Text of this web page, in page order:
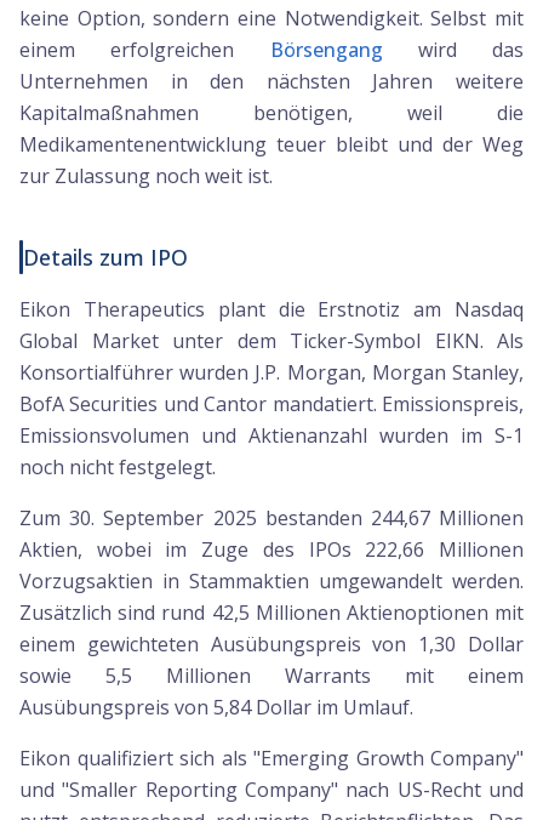
keine Option, sondern eine Notwendigkeit. Selbst mit
einem erfolgreichen
Börsengang wird das
Unternehmen in den nächsten Jahren weitere
Kapitalmaßnahmen benötigen, weil die
Medikamentenentwicklung teuer bleibt und der Weg
zur Zulassung noch weit ist.
Details zum IPO
Eikon Therapeutics plant die Erstnotiz am Nasdaq
Global Market unter dem Ticker-Symbol EIKN. Als
Konsortialführer wurden J.P. Morgan, Morgan Stanley,
BofA Securities und Cantor mandatiert. Emissionspreis,
Emissionsvolumen und Aktienanzahl wurden im S-1
noch nicht festgelegt.
Zum 30. September 2025 bestanden 244,67 Millionen
Aktien, wobei im Zuge des IPOs 222,66 Millionen
Vorzugsaktien in Stammaktien umgewandelt werden.
Zusätzlich sind rund 42,5 Millionen Aktienoptionen mit
einem gewichteten Ausübungspreis von 1,30 Dollar
sowie 5,5 Millionen Warrants mit einem
Ausübungspreis von 5,84 Dollar im Umlauf.
Eikon qualifiziert sich als "Emerging Growth Company"
und "Smaller Reporting Company" nach US-Recht und